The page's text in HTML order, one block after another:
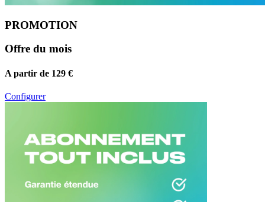
PROMOTION
Offre du mois
A partir de 129 €
Configurer